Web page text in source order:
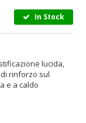
In Stock
lucida,
rinforzo sul
e a caldo